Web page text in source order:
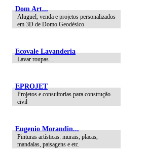
Dom Art...
Aluguel, venda e projetos personalizados
em 3D de Domo Geodésico
Ecovale Lavanderia
Lavar roupas...
EPROJET
Projetos e consultorias para construção
civil
Eugenio Morandin...
Pinturas artísticas: murais, placas,
mandalas, paisagens e etc.